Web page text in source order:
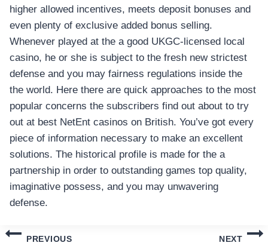
higher allowed incentives, meets deposit bonuses and
even plenty of exclusive added bonus selling.
Whenever played at the a good UKGC-licensed local
casino, he or she is subject to the fresh new strictest
defense and you may fairness regulations inside the
the world. Here there are quick approaches to the most
popular concerns the subscribers find out about to try
out at best NetEnt casinos on British. You’ve got every
piece of information necessary to make an excellent
solutions. The historical profile is made for the a
partnership in order to outstanding games top quality,
imaginative possess, and you may unwavering
defense.
แนะแนว
PREVIOUS NEXT